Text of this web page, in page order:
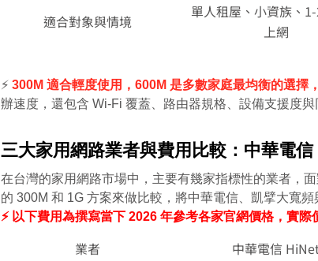
適合對象與情境
單人租屋、小資族、
上網
⚡️ 300M 適合輕度使用，600M 是多數家庭最均衡的選擇
辦速度，還包含 Wi-Fi 覆蓋、路由器規格、設備支援度
三大家用網路業者與費用比較：中華電
在台灣的家用網路市場中，主要有幾家指標性的業者，
的 300M 和 1G 方案來做比較，將中華電信、凱擘大寬
⚡ 以下費用為撰寫當下 2026 年參考各家官網價格，實
業者 中華電信